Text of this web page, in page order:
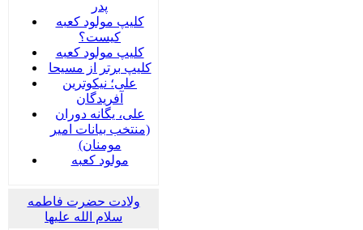
پدر
کلیپ مولود کعبه
کیست؟
کلیپ مولود کعبه
کلیپ برتر از مسیحا
علی؛ نیکوترین
آفریدگان
علی، یگانه دوران
(منتخب بیانات امیر
مومنان)
مولود کعبه
ولادت حضرت فاطمه
سلام الله علیها